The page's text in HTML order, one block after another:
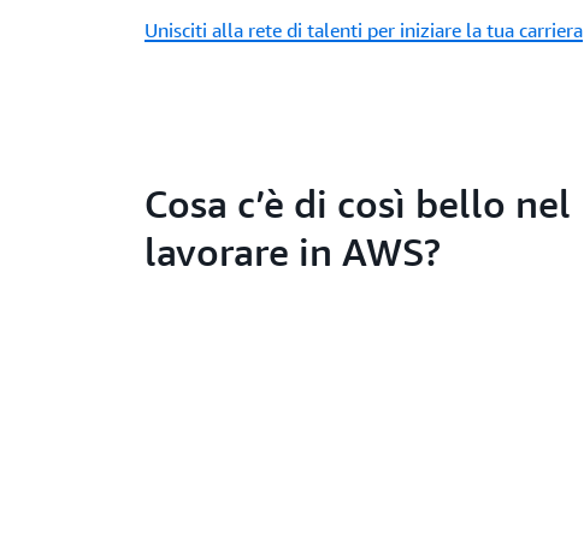
Unisciti alla rete di talenti per iniziare la tua carriera
Cosa c’è di così bello nel
lavorare in AWS?